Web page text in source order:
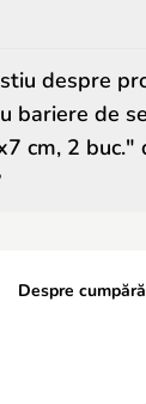
despre
bariere de
cm, 2
Despre